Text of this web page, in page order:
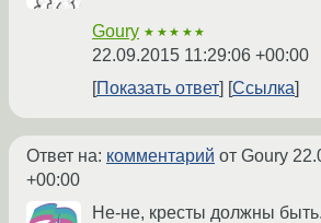
Goury ★★★★★
22.09.2015 11:29:06 +00:00
Показать ответ
Ссылка
Ответ на: комментарий от Goury
+00:00
Не-не, кресты должны